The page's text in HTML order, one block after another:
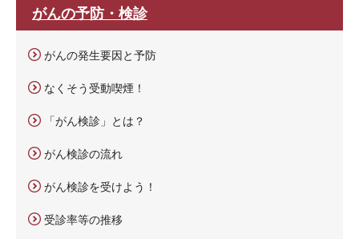
がんの予防・検診
がんの発生要因と予防
なくそう受動喫煙！
「がん検診」とは？
がん検診の流れ
がん検診を受けよう！
受診率等の推移